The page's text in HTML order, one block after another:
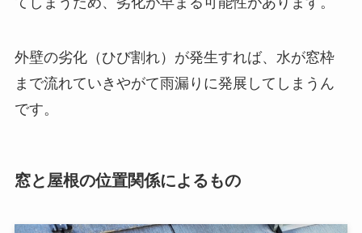
外壁の劣化（ひび割れ）が発生すれば、水が窓枠
まで流れていきやがて雨漏りに発展してしまうん
です。
窓と屋根の位置関係によるもの